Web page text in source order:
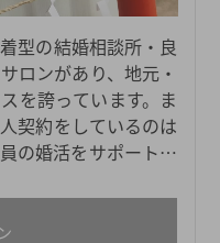
型の結婚相談所・良
ロンがあり、地元・
を誇っています。ま
契約をしているのは
の婚活をサポートし